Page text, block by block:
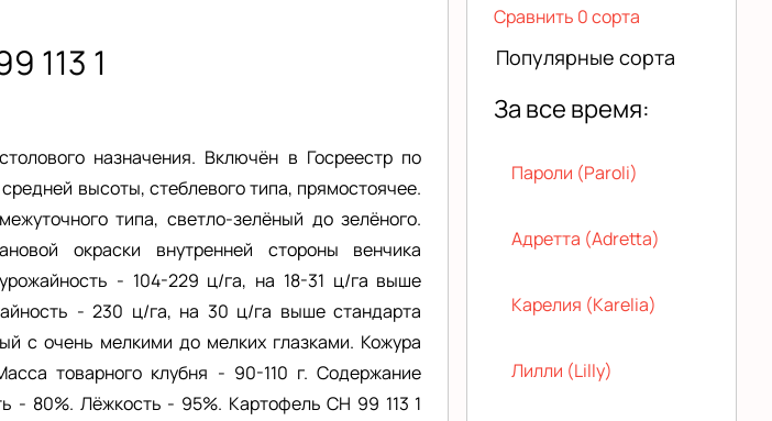
113 1
назначения. Включён в Госреестр по
высоты, стеблевого типа, прямостоячее.
типа, светло-зелёный до зелёного.
окраски внутренней стороны венчика
- 104-229 ц/га, на 18-31 ц/га выше
- 230 ц/га, на 30 ц/га выше стандарта
с очень мелкими до мелких глазками. Кожура
товарного клубня - 90-110 г. Содержание
- 80%. Лёжкость - 95%. Картофель СН 99 113 1
Сравнить 0 сорта
Популярные сорта
За все время:
Пароли (Paroli)
Адретта (Adretta)
Карелия (Karelia)
Лилли (Lilly)